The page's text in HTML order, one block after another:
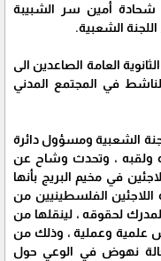
شحادة أمين سر الشبيبة
الشعبية.
العامة الصاعدين الى
في المجتمع المدني
الشعبية ومسؤول دائرة
ولقبه ، وتحدث وشاح عن
في مخيم البريج بأنها
الفلسطينيين من
لحقوقه ، لينقلها من
علمية وعملية ، وذلك من
نهوض في الوعي حول